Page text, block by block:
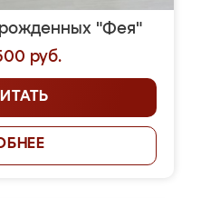
"Фея"
руб.